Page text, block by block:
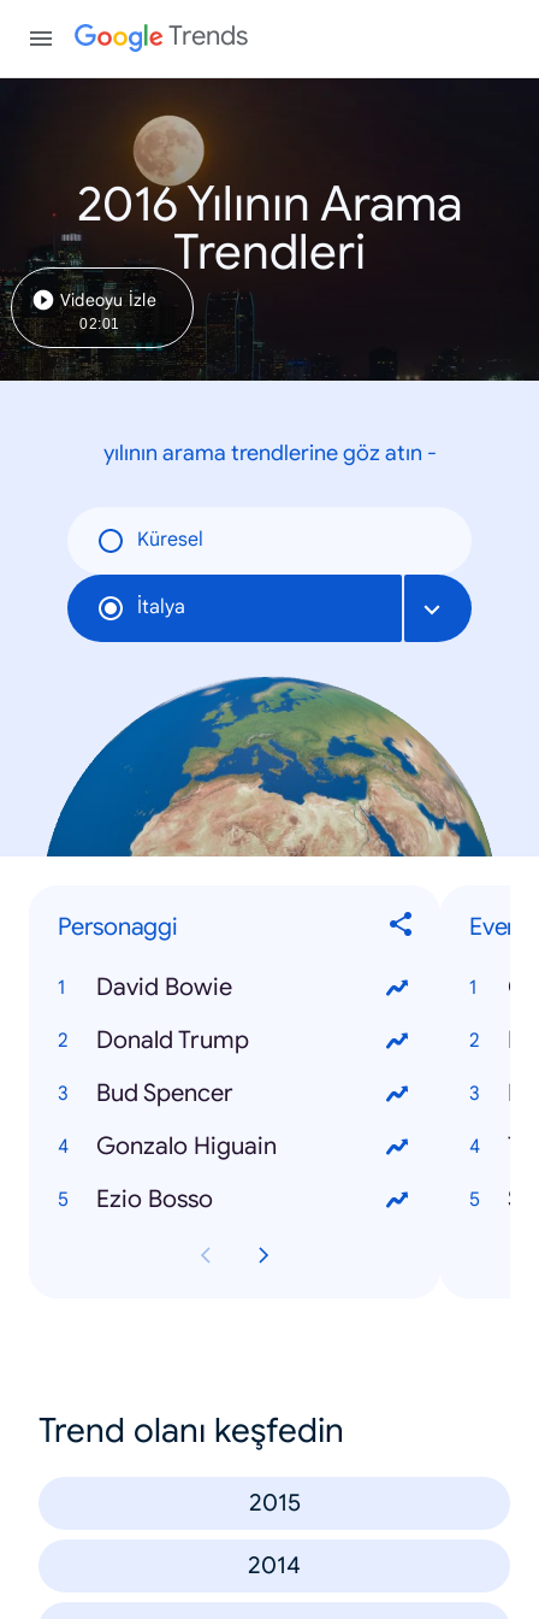
Trends
2016 Yılının Arama
Trendleri
Videoyu İzle
02:01
yılının arama trendlerine göz atın -
Küresel
İtalya
Personaggi
David Bowie
Donald Trump
Bud Spencer
Gonzalo Higuain
Ezio Bosso
Eventi
Trend olanı keşfedin
2015
2014